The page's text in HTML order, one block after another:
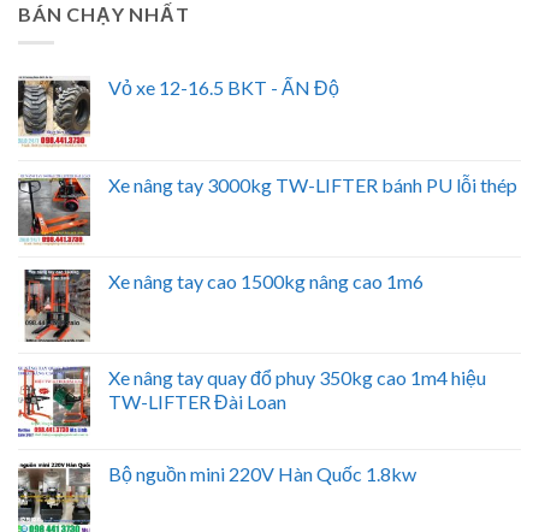
BÁN CHẠY NHẤT
Vỏ xe 12-16.5 BKT - ẤN Độ
Xe nâng tay 3000kg TW-LIFTER bánh PU lỗi thép
Xe nâng tay cao 1500kg nâng cao 1m6
Xe nâng tay quay đổ phuy 350kg cao 1m4 hiệu
TW-LIFTER Đài Loan
Bộ nguồn mini 220V Hàn Quốc 1.8kw